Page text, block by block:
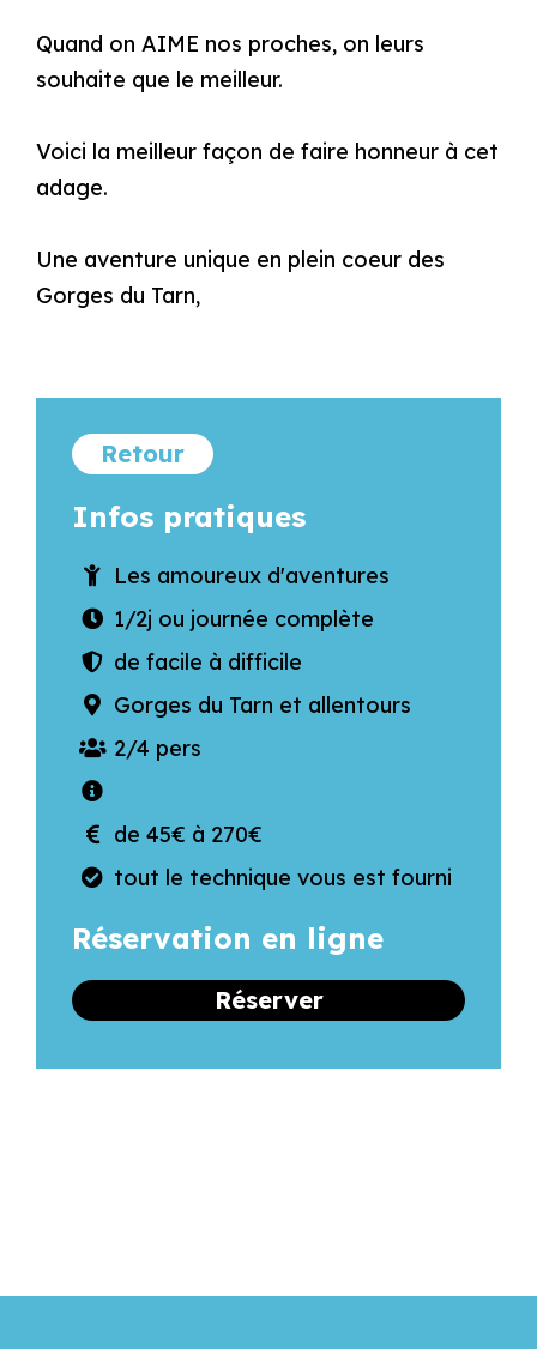
Quand on AIME nos proches, on leurs
souhaite que le meilleur.
Voici la meilleur façon de faire honneur à cet
adage.
Une aventure unique en plein coeur des
Gorges du Tarn,
Retour
Infos pratiques
Les amoureux d'aventures
1/2j ou journée complète
de facile à difficile
Gorges du Tarn et allentours
2/4 pers
de 45€ à 270€
tout le technique vous est fourni
Réservation en ligne
Réserver